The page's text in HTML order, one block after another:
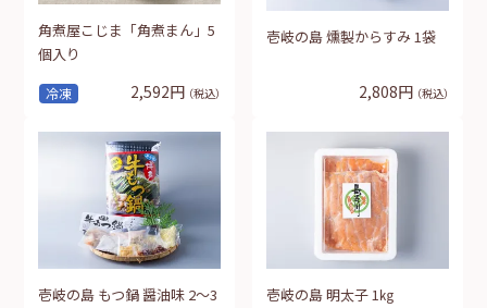
冷凍
角煮屋こじま「角煮まん」5
個入り
2,592円 （税込）
壱岐の島 燻製からすみ 1袋
2,808円 （税込）
壱岐の島 もつ鍋 醤油味 2～3
壱岐の島 明太子 1㎏